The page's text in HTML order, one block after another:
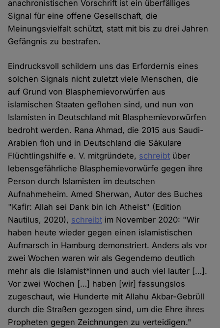
anachronistischen Vorschrift ist ein überfälliges
Signal für eine offene Gesellschaft, die
Meinungsvielfalt schützt, statt mit bis zu drei Jahren
Gefängnis zu bestrafen.
Eindrucksvoll schildern uns das Erfordernis eines
solchen Signals nicht zuletzt viele Menschen, die
auf Grund von Blasphemievorwürfen aus
islamischen Staaten geflohen sind, und nun von
Islamisten in Deutschland mit Blasphemievorwürfen
bedroht werden. Rana Ahmad, die 2015 aus Saudi-
Arabien floh und in Deutschland die Säkulare
Flüchtlingshilfe e. V. mitgründete, schreibt über
lebensgefährliche Blasphemievorwürfe gegen ihre
Person durch Islamisten im deutschen
Aufnahmeheim. Amed Sherwan, Autor des Buches
"Kafir: Allah sei Dank bin ich Atheist" (Edition
Nautilus, 2020), schreibt im November 2020: "Wir
haben heute wieder gegen einen islamistischen
Aufmarsch in Hamburg demonstriert. Anders als vor
zwei Wochen waren wir als Gegendemo deutlich
mehr als die Islamist*innen und auch viel lauter […].
Vor zwei Wochen […] haben [wir] fassungslos
zugeschaut, wie Hunderte mit Allahu Akbar-Gebrüll
durch die Straßen gezogen sind, um die Ehre ihres
Propheten gegen Zeichnungen zu verteidigen."